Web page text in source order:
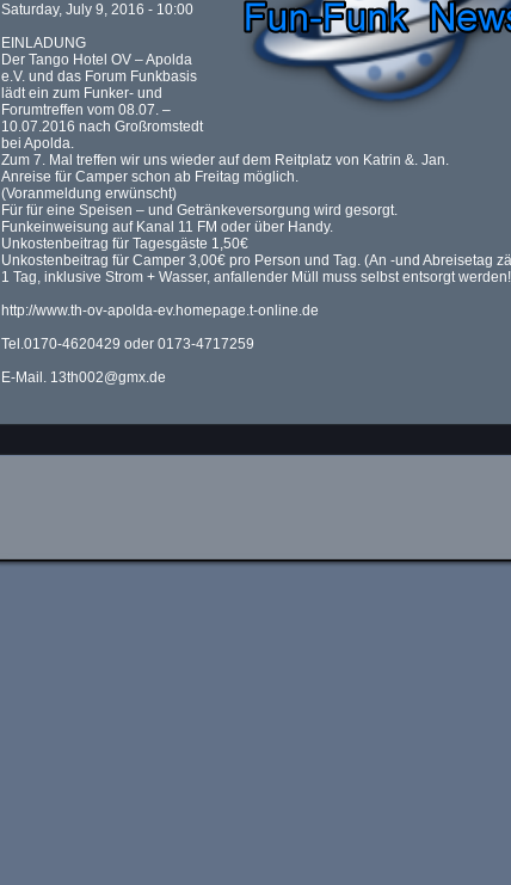
Saturday, July 9, 2016 - 10:00
EINLADUNG
Der Tango Hotel OV – Apolda
e.V. und das Forum Funkbasis
lädt ein zum Funker- und
Forumtreffen vom 08.07. –
10.07.2016 nach Großromstedt
bei Apolda.
Zum 7. Mal treffen wir uns wieder auf dem Reitplatz von Katrin &. Jan.
Anreise für Camper schon ab Freitag möglich.
(Voranmeldung erwünscht)
Für für eine Speisen – und Getränkeversorgung wird gesorgt.
Funkeinweisung auf Kanal 11 FM oder über Handy.
Unkostenbeitrag für Tagesgäste 1,50€
Unkostenbeitrag für Camper 3,00€ pro Person und Tag. (An -und Abreisetag
1 Tag, inklusive Strom + Wasser, anfallender Müll muss selbst entsorgt
http://www.th-ov-apolda-ev.homepage.t-online.de
Tel.0170-4620429 oder 0173-4717259
E-Mail. 13th002@gmx.de